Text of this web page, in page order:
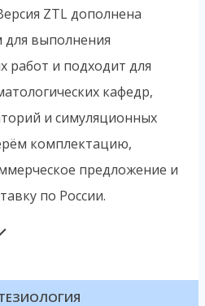
ZTL дополнена
выполнения
работ и подходит для
кафедр,
и симуляционных
комплектацию,
предложение и
по России.